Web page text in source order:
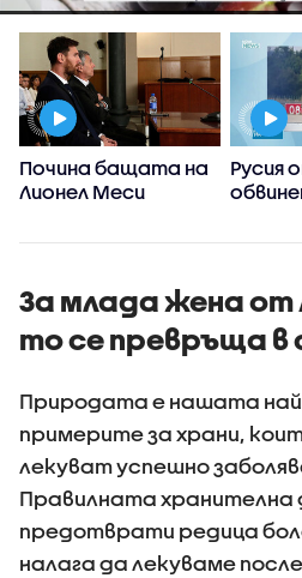
Почина бащата на
Лионел Меси
Русия
За млада жена
то се превръща в
Природата е нашата
примерите за храни,
лекуват успешно
Правилната
предотврати редица
налага да лекуваме